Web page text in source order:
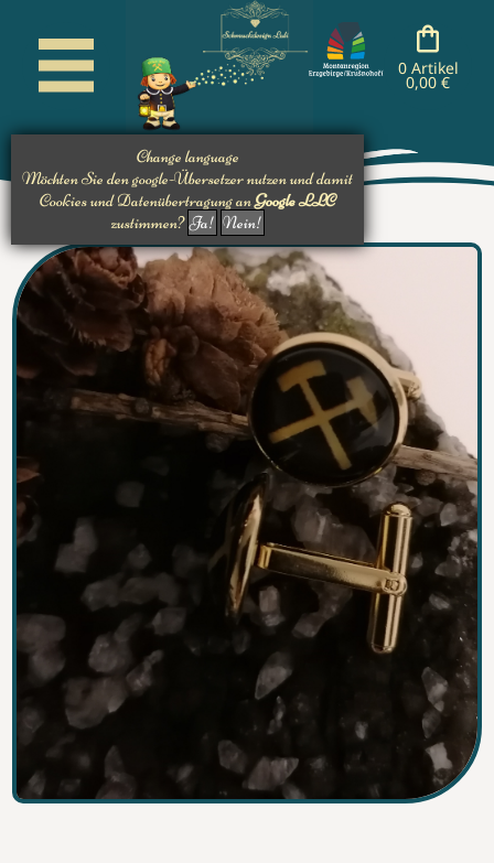
Change language
Möchten Sie den google-Übersetzer nutzen und damit
Cookies und Datenübertragung anGoogle LLC
zustimmen?Ja! Nein!
0 Artikel
0,00 €
nachladen
nachladen
nachladen